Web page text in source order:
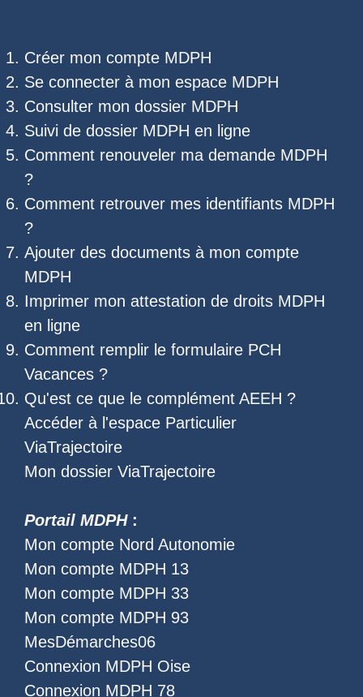
Créer mon compte MDPH
Se connecter à mon espace MDPH
Consulter mon dossier MDPH
Suivi de dossier MDPH en ligne
Comment renouveler ma demande MDPH
?
Comment retrouver mes identifiants MDPH
?
Ajouter des documents à mon compte
MDPH
Imprimer mon attestation de droits MDPH
en ligne
Comment remplir le formulaire PCH
Vacances ?
Qu'est ce que le complément AEEH ?
Accéder à l'espace Particulier
ViaTrajectoire
Mon dossier ViaTrajectoire
Portail MDPH:
Mon compte Nord Autonomie
Mon compte MDPH 13
Mon compte MDPH 33
Mon compte MDPH 93
MesDémarches06
Connexion MDPH Oise
Connexion MDPH 78